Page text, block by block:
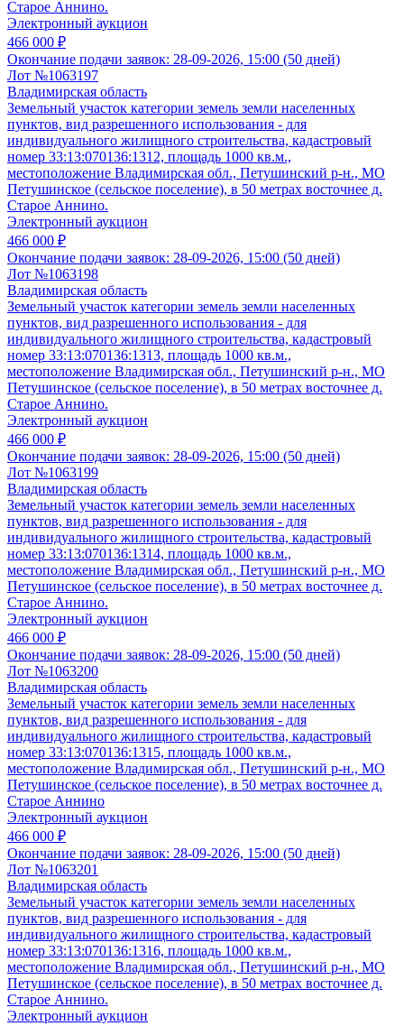
Старое Аннино.
Электронный аукцион
466 000 ₽
Окончание подачи заявок: 28-09-2026, 15:00 (50 дней)
Лот №1063197
Владимирская область
Земельный участок категории земель земли населенных
пунктов, вид разрешенного использования - для
индивидуального жилищного строительства, кадастровый
номер 33:13:070136:1312, площадь 1000 кв.м.,
местоположение Владимирская обл., Петушинский р-н., МО
Петушинское (сельское поселение), в 50 метрах восточнее д.
Старое Аннино.
Электронный аукцион
466 000 ₽
Окончание подачи заявок: 28-09-2026, 15:00 (50 дней)
Лот №1063198
Владимирская область
Земельный участок категории земель земли населенных
пунктов, вид разрешенного использования - для
индивидуального жилищного строительства, кадастровый
номер 33:13:070136:1313, площадь 1000 кв.м.,
местоположение Владимирская обл., Петушинский р-н., МО
Петушинское (сельское поселение), в 50 метрах восточнее д.
Старое Аннино.
Электронный аукцион
466 000 ₽
Окончание подачи заявок: 28-09-2026, 15:00 (50 дней)
Лот №1063199
Владимирская область
Земельный участок категории земель земли населенных
пунктов, вид разрешенного использования - для
индивидуального жилищного строительства, кадастровый
номер 33:13:070136:1314, площадь 1000 кв.м.,
местоположение Владимирская обл., Петушинский р-н., МО
Петушинское (сельское поселение), в 50 метрах восточнее д.
Старое Аннино.
Электронный аукцион
466 000 ₽
Окончание подачи заявок: 28-09-2026, 15:00 (50 дней)
Лот №1063200
Владимирская область
Земельный участок категории земель земли населенных
пунктов, вид разрешенного использования - для
индивидуального жилищного строительства, кадастровый
номер 33:13:070136:1315, площадь 1000 кв.м.,
местоположение Владимирская обл., Петушинский р-н., МО
Петушинское (сельское поселение), в 50 метрах восточнее д.
Старое Аннино
Электронный аукцион
466 000 ₽
Окончание подачи заявок: 28-09-2026, 15:00 (50 дней)
Лот №1063201
Владимирская область
Земельный участок категории земель земли населенных
пунктов, вид разрешенного использования - для
индивидуального жилищного строительства, кадастровый
номер 33:13:070136:1316, площадь 1000 кв.м.,
местоположение Владимирская обл., Петушинский р-н., МО
Петушинское (сельское поселение), в 50 метрах восточнее д.
Старое Аннино.
Электронный аукцион